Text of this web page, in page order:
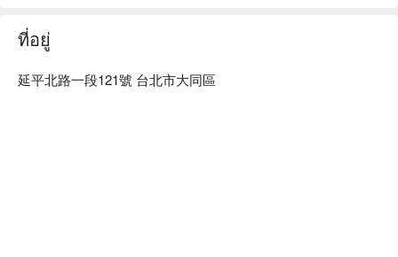
ที่อยู่
延平北路一段121號 台北市大同區